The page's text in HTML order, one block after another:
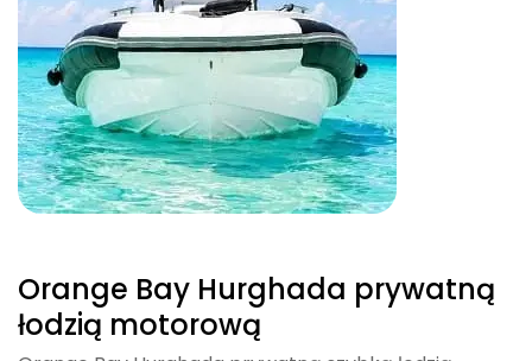
Orange Bay Hurghada prywatną
łodzią motorową